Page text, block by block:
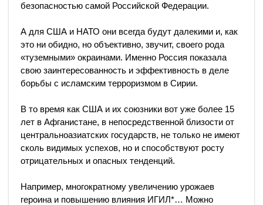
безопасностью самой Российской Федерации.
А для США и НАТО они всегда будут далекими и, как
это ни обидно, но объективно, звучит, своего рода
«туземными» окраинами. Именно Россия показала
свою заинтересованность и эффективность в деле
борьбы с исламским терроризмом в Сирии.
В то время как США и их союзники вот уже более 15
лет в Афганистане, в непосредственной близости от
центральноазиатских государств, не только не имеют
сколь видимых успехов, но и способствуют росту
отрицательных и опасных тенденций.
Например, многократному увеличению урожаев
героина и повышению влияния ИГИЛ*… Можно